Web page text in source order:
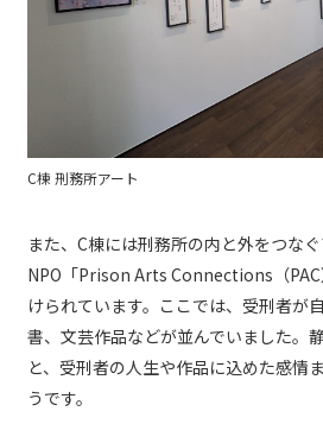
C棟 刑務所アート
また、C棟には刑務所の内と外をつな
NPO「Prison Arts Connections（
けられています。ここでは、受刑者が
書、文芸作品などが並んでいました。
と、受刑者の人生や作品に込めた感情
うです。